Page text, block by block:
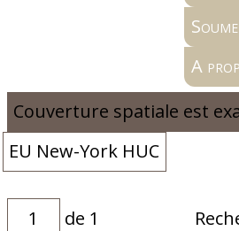
A
Couverture spatiale est
EU New-York HUC
de 1